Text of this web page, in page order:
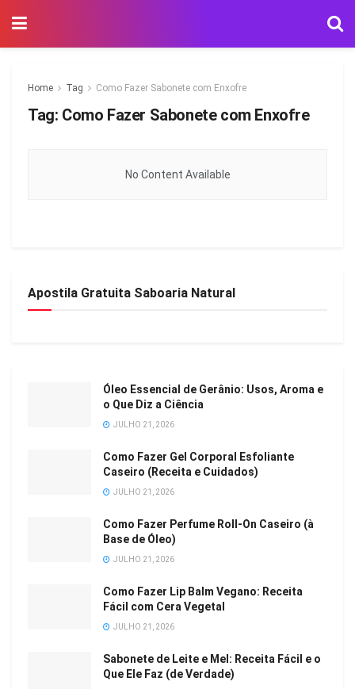
Home Tag Como Fazer Sabonete com Enxofre
Tag: Como Fazer Sabonete com Enxofre
No Content Available
Apostila Gratuita Saboaria Natural
Óleo Essencial de Gerânio: Usos, Aroma e
o Que Diz a Ciência
JULHO 21, 2026
Como Fazer Gel Corporal Esfoliante
Caseiro (Receita e Cuidados)
JULHO 21, 2026
Como Fazer Perfume Roll-On Caseiro (à
Base de Óleo)
JULHO 21, 2026
Como Fazer Lip Balm Vegano: Receita
Fácil com Cera Vegetal
JULHO 21, 2026
Sabonete de Leite e Mel: Receita Fácil e o
Que Ele Faz (de Verdade)